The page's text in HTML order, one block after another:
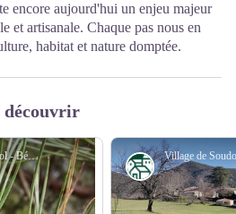
encore aujourd'hui un enjeu majeur
et artisanale. Chaque pas nous en
habitat et nature domptée.
découvrir
Aiguilles du pin parasol - Béatrice Galzin
Patrimoine